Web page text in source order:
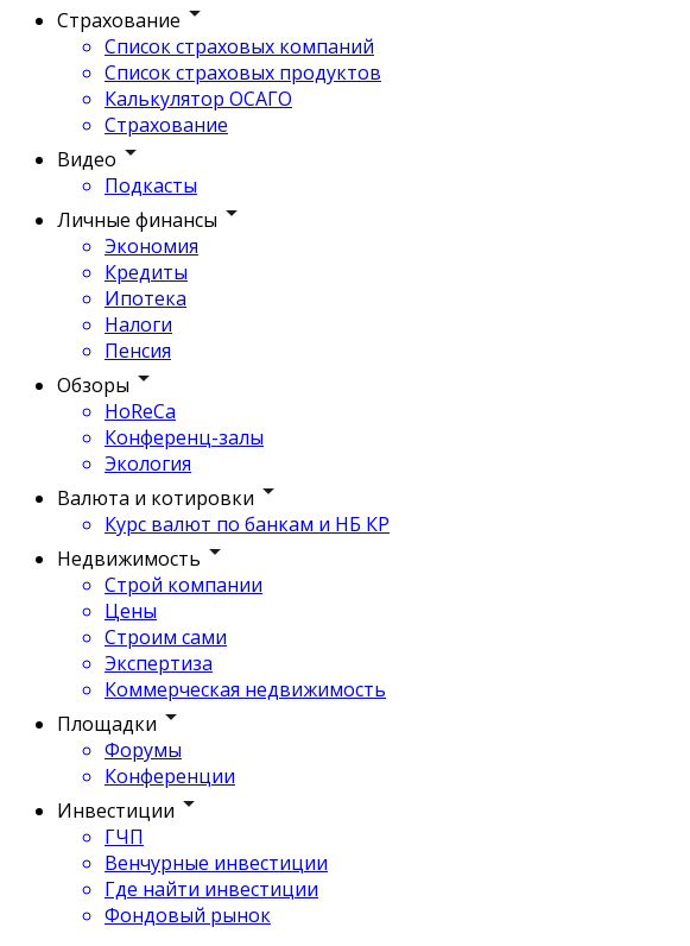
Страхование
Список страховых компаний
Список страховых продуктов
Калькулятор ОСАГО
Страхование
Видео
Подкасты
Личные финансы
Экономия
Кредиты
Ипотека
Налоги
Пенсия
Обзоры
HoReCa
Конференц-залы
Экология
Валюта и котировки
Курс валют по банкам и НБ КР
Недвижимость
Строй компании
Цены
Строим сами
Экспертиза
Коммерческая недвижимость
Площадки
Форумы
Конференции
Инвестиции
ГЧП
Венчурные инвестиции
Где найти инвестиции
Фондовый рынок